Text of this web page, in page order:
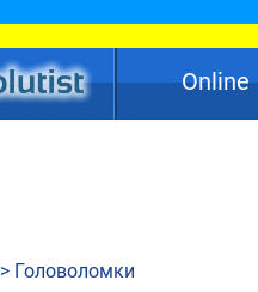
Online
> Головоломки